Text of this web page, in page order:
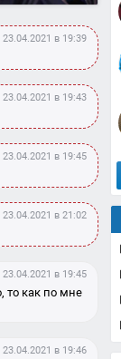
23.04.2021 в 19:39
23.04.2021 в 19:43
23.04.2021 в 19:45
23.04.2021 в 21:02
23.04.2021 в 19:45
то как по мне
23.04.2021 в 19:46